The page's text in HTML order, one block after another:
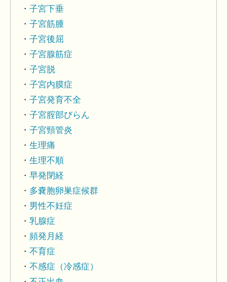
子宮下垂
子宮筋腫
子宮後屈
子宮腺筋症
子宮脱
子宮内膜症
子宮発育不全
子宮腟部びらん
子宮頸管炎
生理痛
生理不順
早発閉経
多嚢胞卵巣症候群
男性不妊症
乳腺症
頻発月経
不育症
不感症（冷感症）